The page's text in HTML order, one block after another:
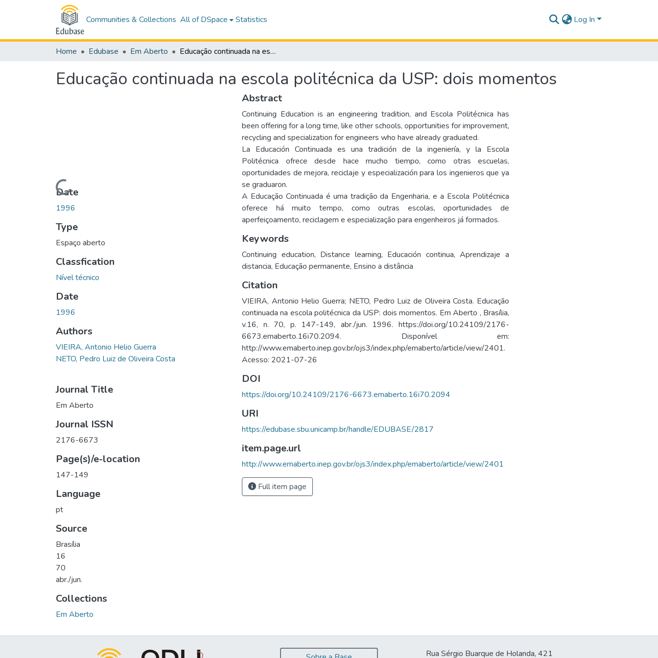
Communities & Collections All of DSpace Statistics Log In
Home Edubase Em Aberto Educação continuada na escola politécnica da USP: dois momentos
Educação continuada na escola politécnica da USP: dois momentos
Loading...
Date
1996
Type
Espaço aberto
Classfication
Nível técnico
Date
1996
Authors
VIEIRA, Antonio Helio Guerra
NETO, Pedro Luiz de Oliveira Costa
Journal Title
Em Aberto
Journal ISSN
2176-6673
Page(s)/e-location
147-149
Language
pt
Source
Brasília
16
70
abr./jun.
Collections
Em Aberto
Abstract
Continuing Education is an engineering tradition, and Escola Politécnica has
been offering for a long time, like other schools, opportunities for improvement,
recycling and specialization for engineers who have already graduated.
La Educación Continuada es una tradición de la ingeniería, y la Escola
Politécnica ofrece desde hace mucho tiempo, como otras escuelas,
oportunidades de mejora, reciclaje y especialización para los ingenieros que ya
se graduaron.
A Educação Continuada é uma tradição da Engenharia, e a Escola Politécnica
oferece há muito tempo, como outras escolas, oportunidades de
aperfeiçoamento, reciclagem e especialização para engenheiros já formados.
Keywords
Continuing education, Distance learning, Educación continua,Aprendizaje a
distancia, Educação permanente, Ensino a distância
Citation
VIEIRA, Antonio Helio Guerra; NETO, Pedro Luiz de Oliveira Costa. Educação
continuada na escola politécnica da USP: dois momentos. Em Aberto , Brasília,
v.16, n. 70, p. 147-149, abr./jun. 1996. https://doi.org/10.24109/2176-
6673.emaberto.16i70.2094. Disponível em:
http://www.emaberto.inep.gov.br/ojs3/index.php/emaberto/article/view/2401.
Acesso: 2021-07-26
DOI
https://doi.org/10.24109/2176-6673.emaberto.16i70.2094
URI
https://edubase.sbu.unicamp.br/handle/EDUBASE/2817
item.page.url
http://www.emaberto.inep.gov.br/ojs3/index.php/emaberto/article/view/2401
Full item page
Rua Sérgio Buarque de Holanda, 421